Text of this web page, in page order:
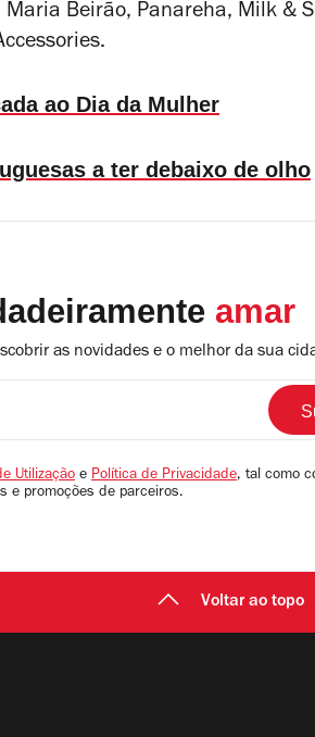
Beirão, Panareha, Milk &
ao Dia da Mulher
a ter debaixo de olho
amar
as novidades e o melhor da sua
Utilização e Política de Privacidade, tal como
e promoções de parceiros.
Voltar ao topo